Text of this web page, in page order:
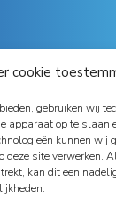
cookie
gebruiken wij
apparaat op te slaan
kunnen wij
deze site verwerken.
kan dit een
geworden
nu meer